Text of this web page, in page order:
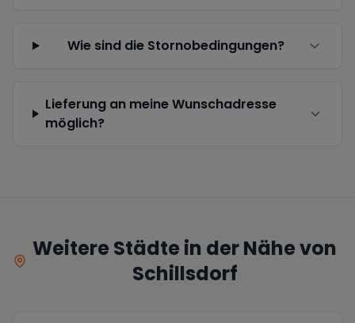
Wie sind die Stornobedingungen?
Lieferung an meine Wunschadresse
möglich?
Weitere Städte in der Nähe von
Schillsdorf